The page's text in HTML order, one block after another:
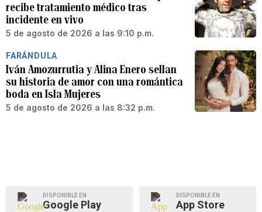
recibe tratamiento médico tras
incidente en vivo
5 de agosto de 2026 a las 9:10 p.m.
FARÁNDULA
Iván Amozurrutia y Alina Enero sellan
su historia de amor con una romántica
boda en Isla Mujeres
5 de agosto de 2026 a las 8:32 p.m.
DISPONIBLE EN
Google Play
DISPONIBLE EN
App Store